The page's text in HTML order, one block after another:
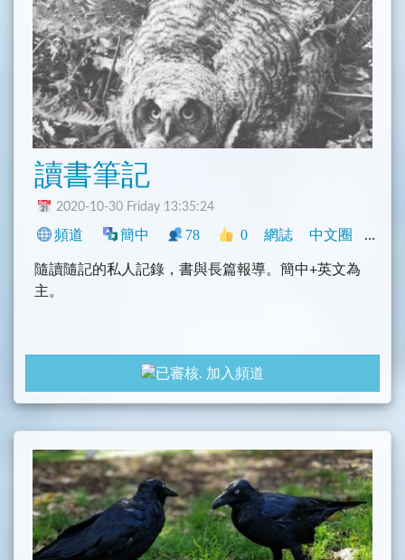
讀書筆記
2020-10-30 Friday 13:35:24
頻道 簡中 78 0 網誌 中文圈 學術
隨讀隨記的私人記錄，書與長篇報導。簡中+英文為
主。
加入頻道